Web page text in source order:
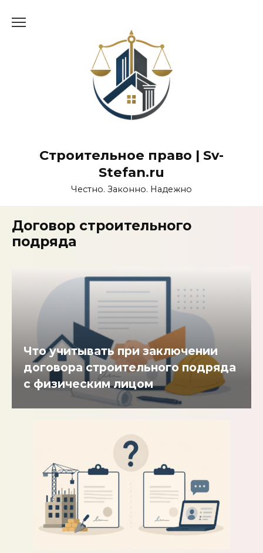
Строительное право | Sv-
Stefan.ru
Честно. Законно. Надежно
Договор строительного
подряда
Что учитывать при заключении
договора строительного подряда
с физическим лицом